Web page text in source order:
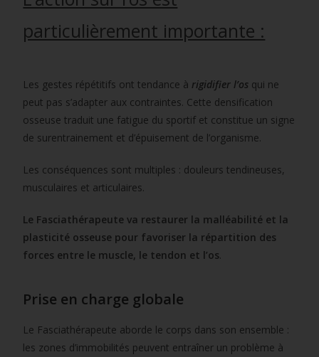
particulièrement importante :
Les gestes répétitifs ont tendance à rigidifier l’os qui ne
peut pas s’adapter aux contraintes. Cette densification
osseuse traduit une fatigue du sportif et constitue un signe
de surentrainement et d’épuisement de l’organisme.
Les conséquences sont multiples : douleurs tendineuses,
musculaires et articulaires.
Le Fasciathérapeute va restaurer la malléabilité et la
plasticité osseuse pour favoriser la répartition des
forces entre le muscle, le tendon et l’os.
Prise en charge globale
Le Fasciathérapeute aborde le corps dans son ensemble :
les zones d’immobilités peuvent entraîner un problème à